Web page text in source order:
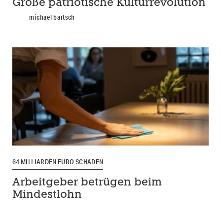
Große patriotische Kulturrevolution
michael bartsch
64 MILLIARDEN EURO SCHADEN
Arbeitgeber betrügen beim
Mindestlohn